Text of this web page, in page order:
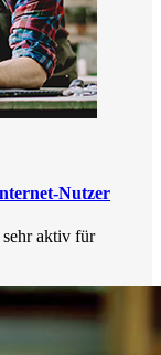
Nutzer
sehr aktiv für